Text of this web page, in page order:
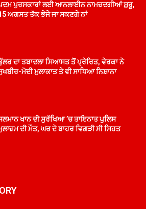
ਪੁਰਸਕਾਰਾਂ ਲਈ ਆਨਲਾਈਨ ਨਾਮਜ਼ਦਗੀਆਂ ਸ਼ੁਰੂ,
ਅਗਸਤ ਤੱਕ ਭੇਜੇ ਜਾ ਸਕਣਗੇ ਨਾਂ
ਦਾ ਤਬਾਦਲਾ ਸਿਆਸਤ ਤੋਂ ਪ੍ਰੇਰਿਤ, ਵੇਰਕਾ ਨੇ
ਮੋਦੀ ਮੁਲਾਕਾਤ ਤੇ ਵੀ ਸਾਧਿਆ ਨਿਸ਼ਾਨਾ
ਖਾਨ ਦੀ ਸੁਰੱਖਿਆ ’ਚ ਤਾਇਨਾਤ ਪੁਲਿਸ
ਦੀ ਮੌਤ, ਘਰ ਦੇ ਬਾਹਰ ਵਿਗੜੀ ਸੀ ਸਿਹਤ